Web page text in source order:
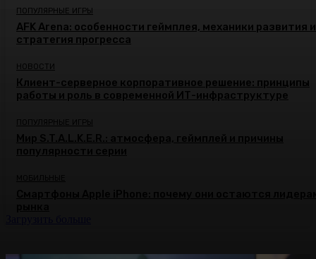
ПОПУЛЯРНЫЕ ИГРЫ
AFK Arena: особенности геймплея, механики развития и
стратегия прогресса
НОВОСТИ
Клиент-серверное корпоративное решение: принципы
работы и роль в современной ИТ-инфраструктуре
ПОПУЛЯРНЫЕ ИГРЫ